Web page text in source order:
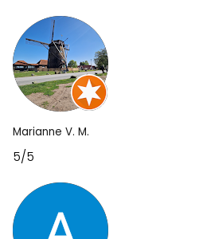
Marianne V. M.
5/5